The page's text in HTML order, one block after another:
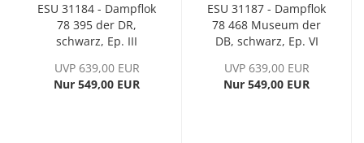
ESU 31184 - Dampflok
78 395 der DR,
schwarz, Ep. III
UVP 639,00 EUR
Nur 549,00 EUR
ESU 31187 - Dampflok
78 468 Museum der
DB, schwarz, Ep. VI
UVP 639,00 EUR
Nur 549,00 EUR